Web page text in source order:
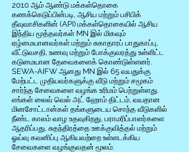
2010 ஆம் ஆண்டு மக்கள்தொகை
கணக்கெடுப்பின்படி, ஆசிய மற்றும் பசிபிக்
தீவுவாசிகளின் (API) மக்கள்தொகையில் ஆசிய
இந்திய மூத்தவர்கள் MN இல் மிகவும்
ஏழ்மையானவர்கள் மற்றும் சுகாதாரப் பாதுகாப்பு,
வீட்டுவசதி, உணவு மற்றும் போக்குவரத்து உள்ளிட்ட
கடுமையான தேவைகளைக் கொண்டுள்ளனர்.
SEWA-AIFW ஆனது MN இல் 65 வயதுக்கு
மேற்பட்ட முதியவர்களுக்கு வீடு மற்றும் சமூகம்
சார்ந்த சேவைகளை வழங்க உரிமம் பெற்றுள்ளது.
எங்கள் லைவ் வெல் அட் ஹோம் திட்டம், வயதான
மினசோட்டான்கள் தங்களுடைய சொந்த வீடுகளில்
நீண்ட காலம் வாழ உதவுகிறது, பராமரிப்பாளர்களை
ஆதரிப்பது, சுதந்திரத்தை ஊக்குவித்தல் மற்றும்
ஓய்வு கவனிப்பு ஆகியவற்றை உள்ளடக்கிய
சேவைகளை வழங்குவதன் மூலம்.